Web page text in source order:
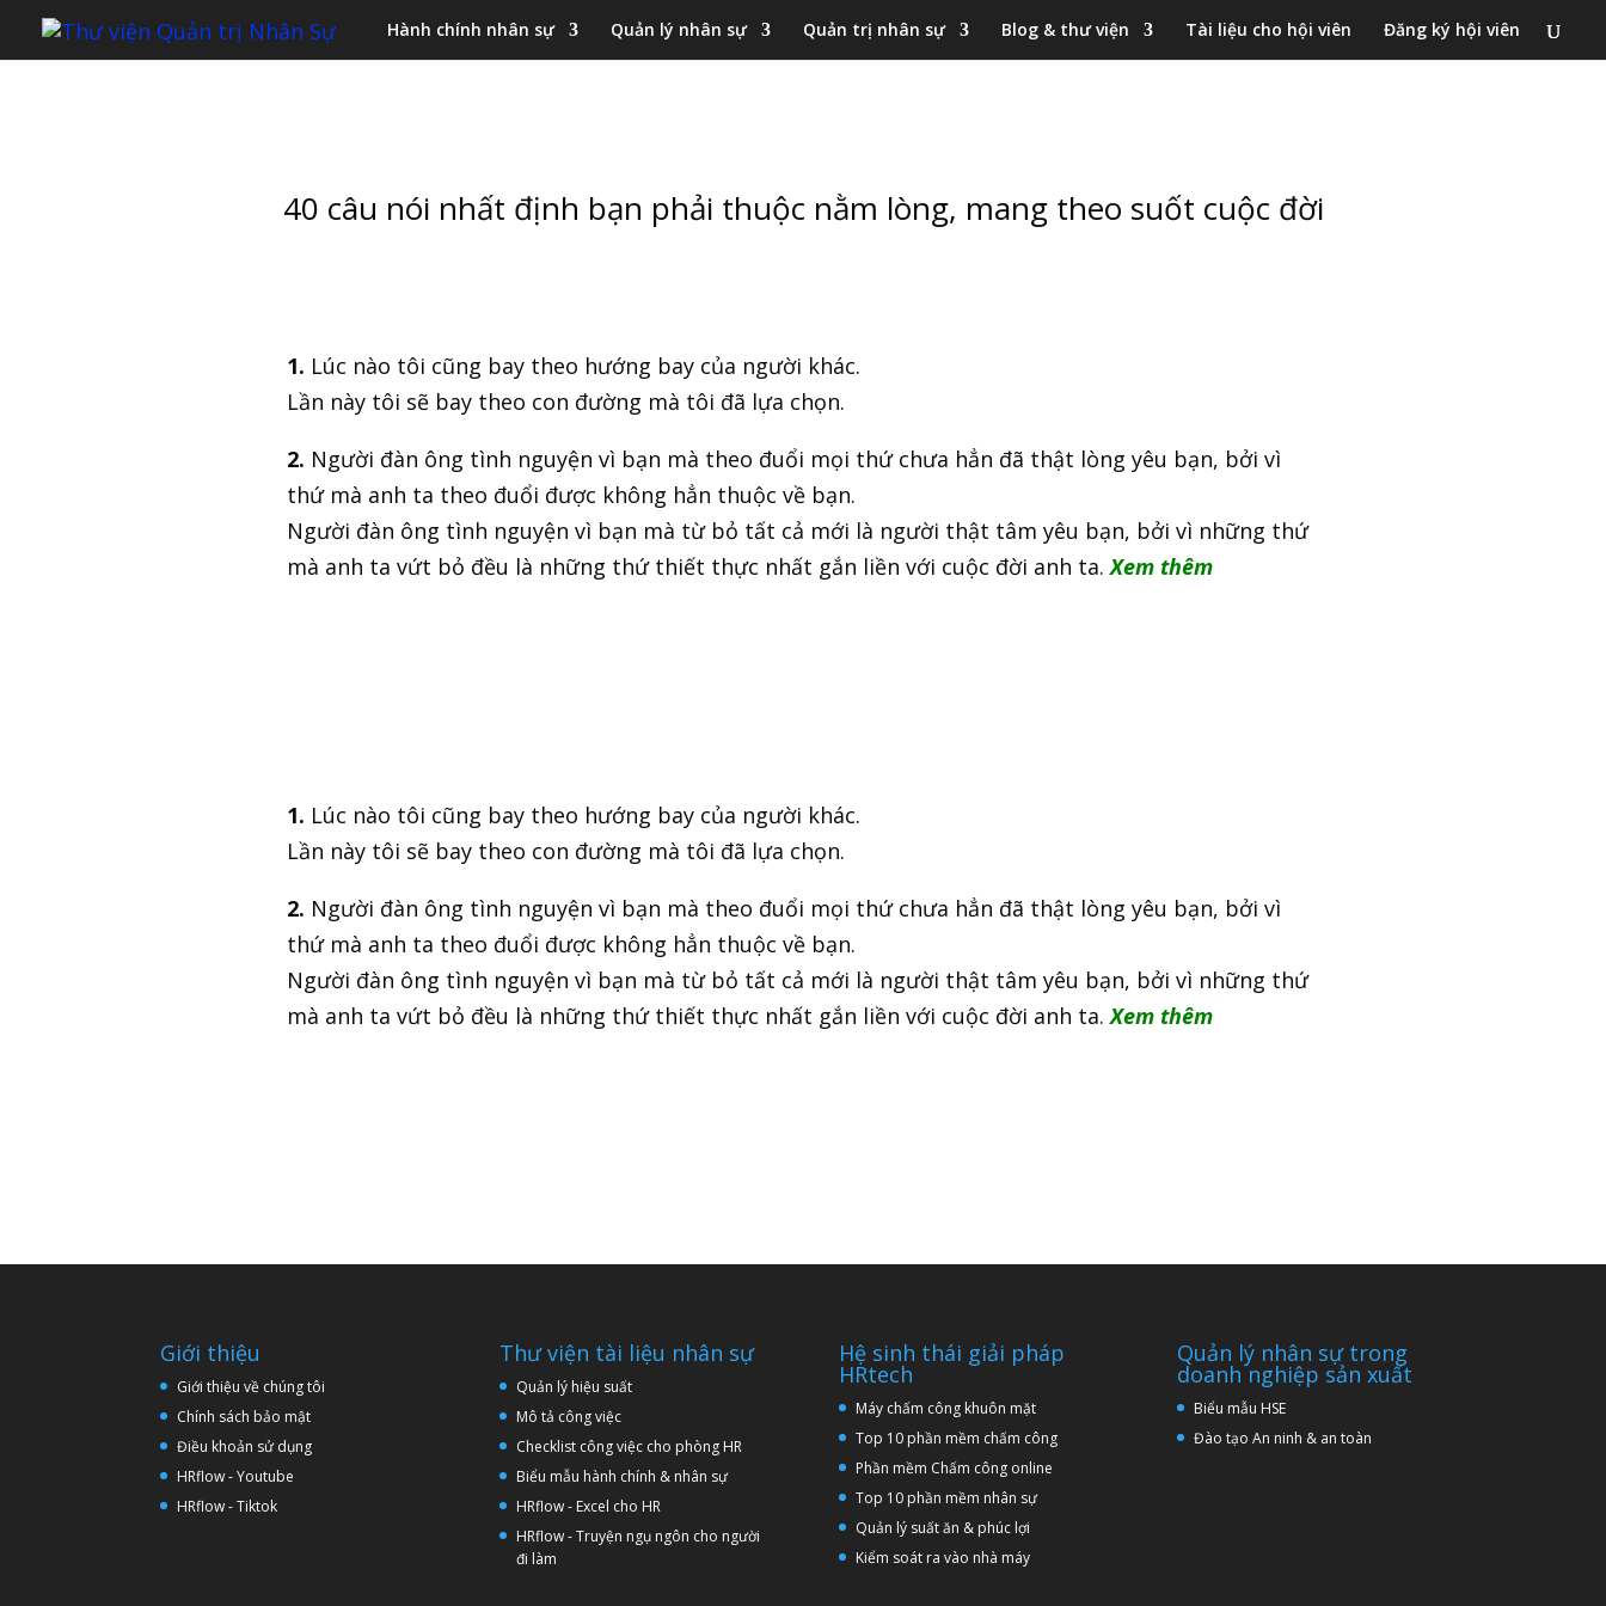
Hành chính nhân sự Quản lý nhân sự Quản trị nhân sự Blog & thư viện Tài liệu cho hội viên Đăng ký hội viên
40 câu nói nhất định bạn phải thuộc nằm lòng, mang theo suốt cuộc đời
1. Lúc nào tôi cũng bay theo hướng bay của người khác.
Lần này tôi sẽ bay theo con đường mà tôi đã lựa chọn.
2. Người đàn ông tình nguyện vì bạn mà theo đuổi mọi thứ chưa hẳn đã thật lòng yêu bạn, bởi vì
thứ mà anh ta theo đuổi được không hẳn thuộc về bạn.
Người đàn ông tình nguyện vì bạn mà từ bỏ tất cả mới là người thật tâm yêu bạn, bởi vì những thứ
mà anh ta vứt bỏ đều là những thứ thiết thực nhất gắn liền với cuộc đời anh ta.Xem thêm
1. Lúc nào tôi cũng bay theo hướng bay của người khác.
Lần này tôi sẽ bay theo con đường mà tôi đã lựa chọn.
2. Người đàn ông tình nguyện vì bạn mà theo đuổi mọi thứ chưa hẳn đã thật lòng yêu bạn, bởi vì
thứ mà anh ta theo đuổi được không hẳn thuộc về bạn.
Người đàn ông tình nguyện vì bạn mà từ bỏ tất cả mới là người thật tâm yêu bạn, bởi vì những thứ
mà anh ta vứt bỏ đều là những thứ thiết thực nhất gắn liền với cuộc đời anh ta. Xem thêm
Giới thiệu
Giới thiệu về chúng tôi
Chính sách bảo mật
Điều khoản sử dụng
HRflow - Youtube
HRflow - Tiktok
Thư viện tài liệu nhân sự
Quản lý hiệu suất
Mô tả công việc
Checklist công việc cho phòng HR
Biểu mẫu hành chính & nhân sự
HRflow - Excel cho HR
HRflow - Truyện ngụ ngôn cho người
đi làm
Hệ sinh thái giải pháp
HRtech
Máy chấm công khuôn mặt
Top 10 phần mềm chấm công
Phần mềm Chấm công online
Top 10 phần mềm nhân sự
Quản lý suất ăn & phúc lợi
Kiểm soát ra vào nhà máy
Quản lý nhân sự trong
doanh nghiệp sản xuất
Biểu mẫu HSE
Đào tạo An ninh & an toàn